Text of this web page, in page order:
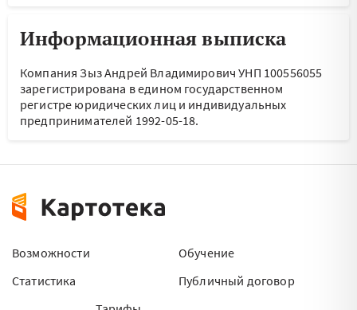
Информационная выписка
Компания Зыз Андрей Владимирович УНП 100556055
зарегистрирована в едином государственном
регистре юридических лиц и индивидуальных
предпринимателей 1992-05-18.
Возможности
Статистика
Обучение
Публичный договор